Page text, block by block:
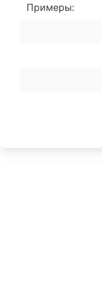
Примеры: